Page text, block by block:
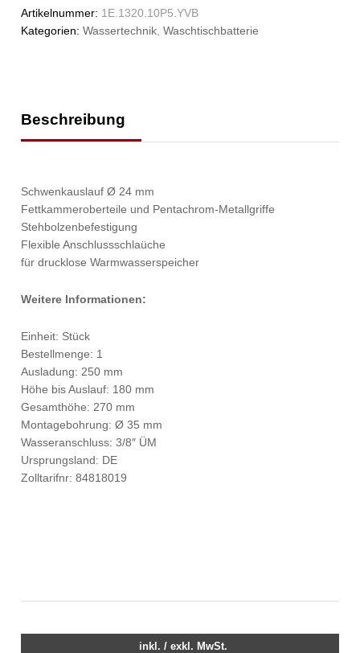
Artikelnummer: 1E.1320.10P5.YVB
Kategorien:Wassertechnik,Waschtischbatterie
Beschreibung
Schwenkauslauf Ø 24 mm
Fettkammeroberteile und Pentachrom-Metallgriffe
Stehbolzenbefestigung
Flexible Anschlussschlaüche
für drucklose Warmwasserspeicher
Weitere Informationen:
Einheit: Stück
Bestellmenge: 1
Ausladung: 250 mm
Höhe bis Auslauf: 180 mm
Gesamthöhe: 270 mm
Montagebohrung: Ø 35 mm
Wasseranschluss: 3/8″ ÜM
Ursprungsland: DE
Zolltarifnr: 84818019
inkl. / exkl. MwSt.